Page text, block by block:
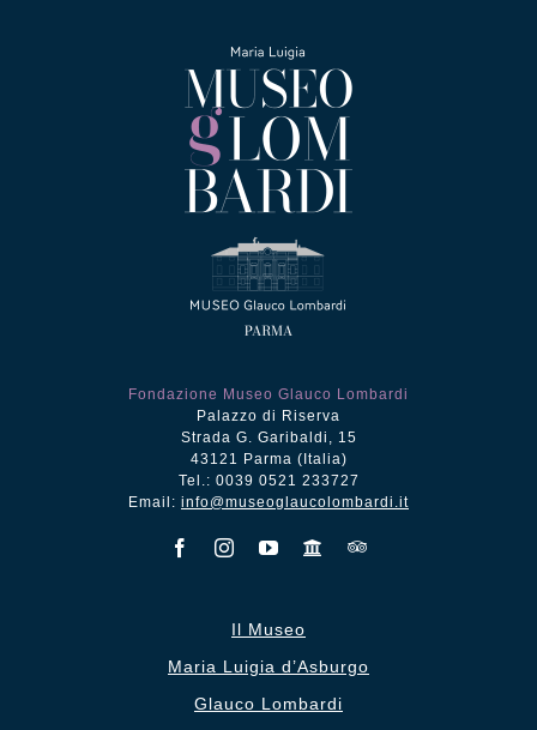
Fondazione Museo Glauco Lombardi
Palazzo di Riserva
Strada G. Garibaldi, 15
43121 Parma (Italia)
Tel.: 0039 0521 233727
Email: info@museoglaucolombardi.it
Il Museo
Maria Luigia d’Asburgo
Glauco Lombardi